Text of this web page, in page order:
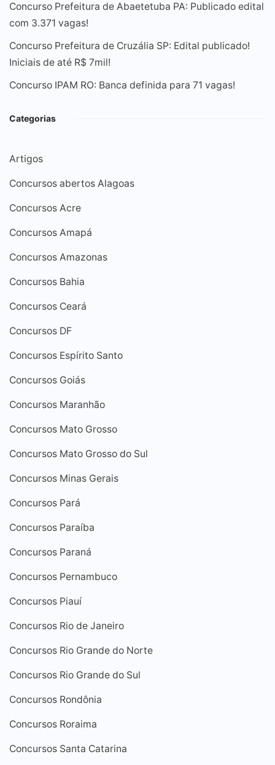
Concurso Prefeitura de Abaetetuba PA: Publicado edital
com 3.371 vagas!
Concurso Prefeitura de Cruzália SP: Edital publicado!
Iniciais de até R$ 7mil!
Concurso IPAM RO: Banca definida para 71 vagas!
Categorias
Artigos
Concursos abertos Alagoas
Concursos Acre
Concursos Amapá
Concursos Amazonas
Concursos Bahia
Concursos Ceará
Concursos DF
Concursos Espírito Santo
Concursos Goiás
Concursos Maranhão
Concursos Mato Grosso
Concursos Mato Grosso do Sul
Concursos Minas Gerais
Concursos Pará
Concursos Paraíba
Concursos Paraná
Concursos Pernambuco
Concursos Piauí
Concursos Rio de Janeiro
Concursos Rio Grande do Norte
Concursos Rio Grande do Sul
Concursos Rondônia
Concursos Roraima
Concursos Santa Catarina